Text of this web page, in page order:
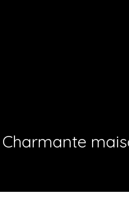
Charmante